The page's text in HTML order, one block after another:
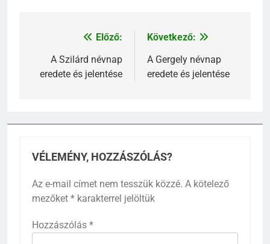
Bejegyzés
navigáció
Előző:
A Szilárd névnap
eredete és jelentése
Következő:
A Gergely névnap
eredete és jelentése
VÉLEMÉNY, HOZZÁSZÓLÁS?
Az e-mail címet nem tesszük közzé. A kötelező
mezőket * karakterrel jelöltük
Hozzászólás *